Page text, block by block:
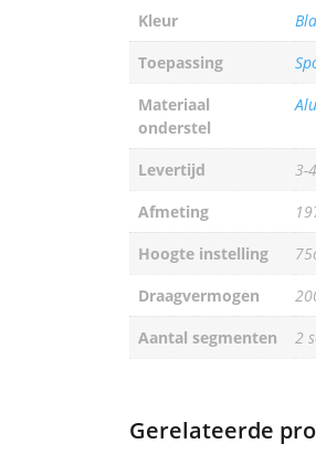
Kleur
Toepassing
Materiaal
onderstel
Levertijd
3-
Afmeting
Hoogte instelling
Draagvermogen
Aantal segmenten
2
Gerelateerde